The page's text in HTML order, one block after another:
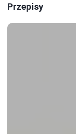
Przepisy